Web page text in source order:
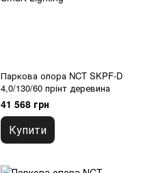
Паркова опора NCT SKPF-D
4,0/130/60 прінт деревина
41 568 грн
Купити